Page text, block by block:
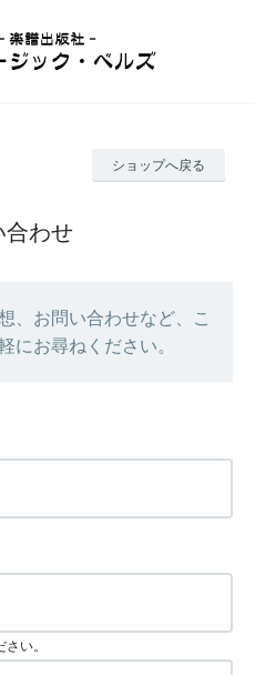
ショップへ戻る
合わせ
、お問い合わせなど、こ
にお尋ねください。
い。